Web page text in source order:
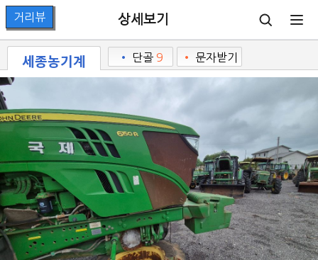
상세보기
세종농기계 • 단골 9 • 문자받기